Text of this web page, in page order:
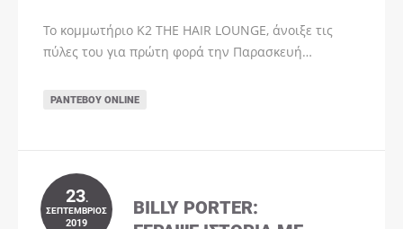
Το κομμωτήριο K2 THE HAIR LOUNGE, άνοιξε τις
πύλες του για πρώτη φορά την Παρασκευή…
ΡΑΝΤΕΒΟΎ ONLINE
23.
ΣΕΠΤΈΜΒΡΙΟΣ
2019
BILLY PORTER: